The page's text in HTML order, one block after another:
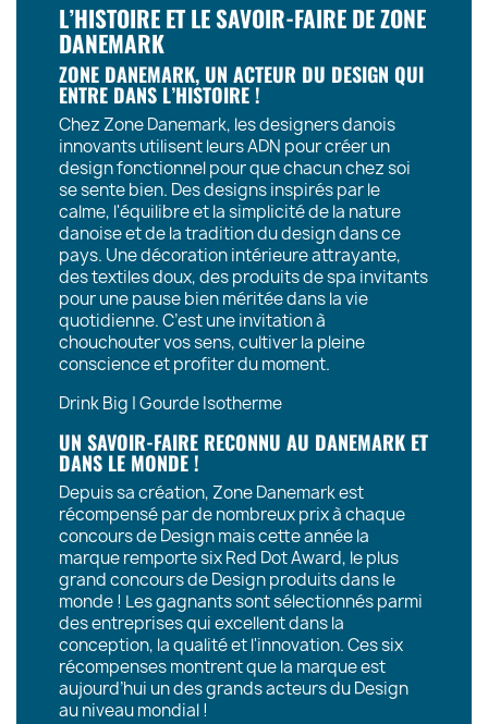
L’HISTOIRE ET LE SAVOIR-FAIRE DE ZONE
DANEMARK
ZONE DANEMARK, UN ACTEUR DU DESIGN QUI
ENTRE DANS L’HISTOIRE !
Chez Zone Danemark, les designers danois
innovants utilisent leurs ADN pour créer un
design fonctionnel pour que chacun chez soi
se sente bien. Des designs inspirés par le
calme, l'équilibre et la simplicité de la nature
danoise et de la tradition du design dans ce
pays. Une décoration intérieure attrayante,
des textiles doux, des produits de spa invitants
pour une pause bien méritée dans la vie
quotidienne. C’est une invitation à
chouchouter vos sens, cultiver la pleine
conscience et profiter du moment.
Drink Big | Gourde Isotherme
UN SAVOIR-FAIRE RECONNU AU DANEMARK ET
DANS LE MONDE !
Depuis sa création, Zone Danemark est
récompensé par de nombreux prix à chaque
concours de Design mais cette année la
marque remporte six Red Dot Award, le plus
grand concours de Design produits dans le
monde ! Les gagnants sont sélectionnés parmi
des entreprises qui excellent dans la
conception, la qualité et l'innovation. Ces six
récompenses montrent que la marque est
aujourd’hui un des grands acteurs du Design
au niveau mondial !